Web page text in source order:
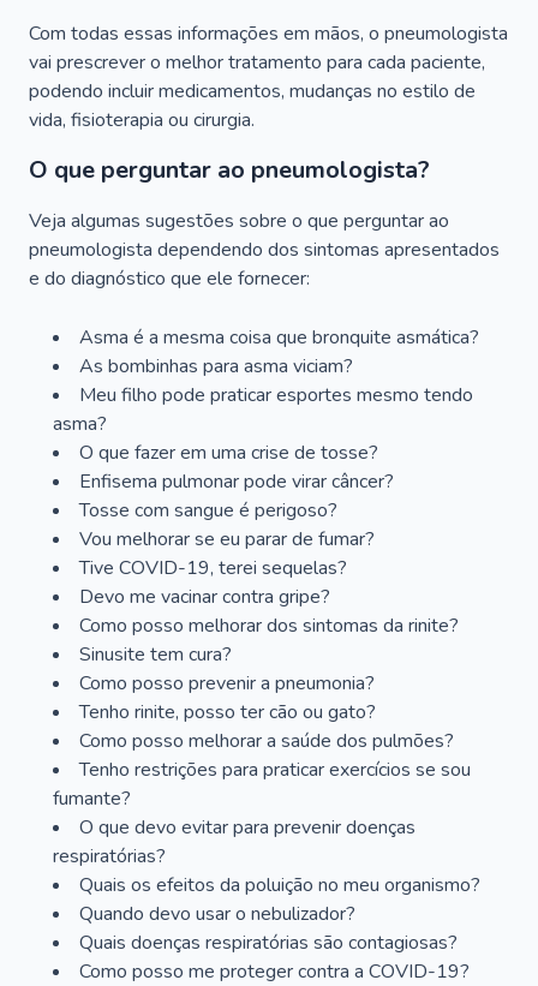
Com todas essas informações em mãos, o pneumologista
vai prescrever o melhor tratamento para cada paciente,
podendo incluir medicamentos, mudanças no estilo de
vida, fisioterapia ou cirurgia.
O que perguntar ao pneumologista?
Veja algumas sugestões sobre o que perguntar ao
pneumologista dependendo dos sintomas apresentados
e do diagnóstico que ele fornecer:
Asma é a mesma coisa que bronquite asmática?
As bombinhas para asma viciam?
Meu filho pode praticar esportes mesmo tendo
asma?
O que fazer em uma crise de tosse?
Enfisema pulmonar pode virar câncer?
Tosse com sangue é perigoso?
Vou melhorar se eu parar de fumar?
Tive COVID-19, terei sequelas?
Devo me vacinar contra gripe?
Como posso melhorar dos sintomas da rinite?
Sinusite tem cura?
Como posso prevenir a pneumonia?
Tenho rinite, posso ter cão ou gato?
Como posso melhorar a saúde dos pulmões?
Tenho restrições para praticar exercícios se sou
fumante?
O que devo evitar para prevenir doenças
respiratórias?
Quais os efeitos da poluição no meu organismo?
Quando devo usar o nebulizador?
Quais doenças respiratórias são contagiosas?
Como posso me proteger contra a COVID-19?